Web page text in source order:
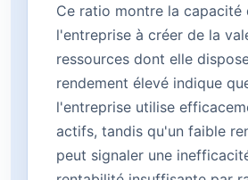
Ce ratio montre la capacité
l'entreprise à créer de la
ressources dont elle
rendement élevé indique
l'entreprise utilise
actifs, tandis qu'un faible
peut signaler une